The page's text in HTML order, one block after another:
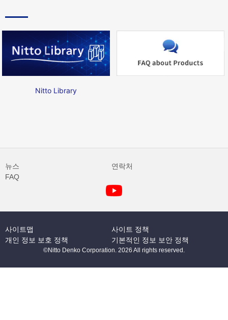
Nitto Library
뉴스
연락처
FAQ
사이트맵
사이트 정책
개인 정보 보호 정책
기본적인 정보 보안 정책
©Nitto Denko Corporation. 2026 All rights reserved.